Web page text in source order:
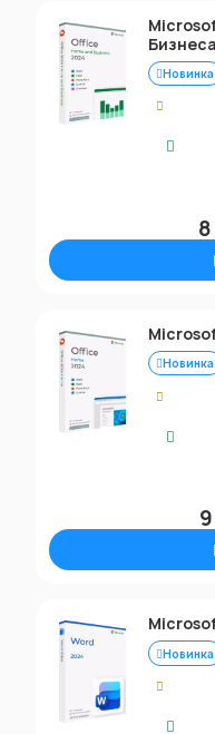
Бизнеса
Новинка
Новинка
Новинка